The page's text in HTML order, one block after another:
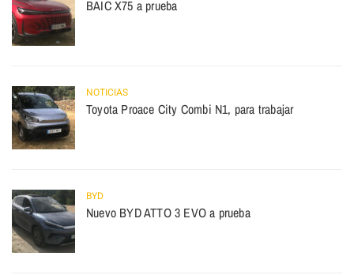
BAIC X75 a prueba
NOTICIAS
Toyota Proace City Combi N1, para trabajar
BYD
Nuevo BYD ATTO 3 EVO a prueba